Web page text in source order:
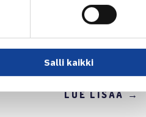
Salli kaikki
alueellisiin
LUE LISÄÄ →